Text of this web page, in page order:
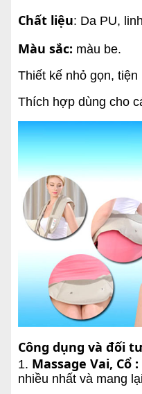
Chất liệu: Da PU,
Màu sắc: màu be.
Thiết kế nhỏ gọn,
Thích hợp dùng cho
Công dụng và đối
1. Massage Vai, Cổ :
nhiều nhất và mang